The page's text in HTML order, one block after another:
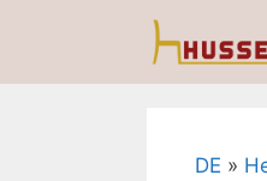
DE »